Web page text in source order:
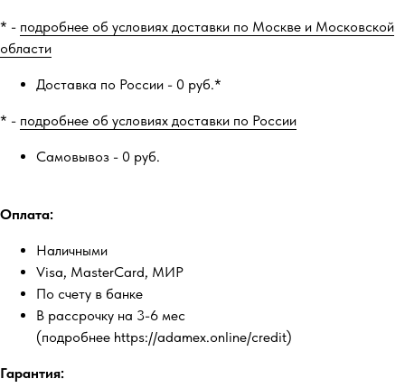
* - подробнее об условиях доставки по Москве и Московской
области
Доставка по России - 0 руб.*
* - подробнее об условиях доставки по России
Самовывоз - 0 руб.
Оплата:
Наличными
Visa, MasterCard, МИР
По счету в банке
В рассрочку на 3-6 мес
(подробнее https://adamex.online/credit)
Гарантия: